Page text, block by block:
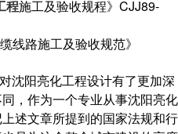
程施工及验收规程》CJJ89-
线路施工及验收规范》
沈阳亮化工程设计有了更加深
，作为一个专业从事沈阳亮化
述文章所提到的国家法规和行